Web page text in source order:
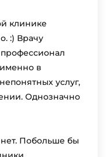
клинике
:) Врачу
в
услуг,
Однозначно
Побольше бы